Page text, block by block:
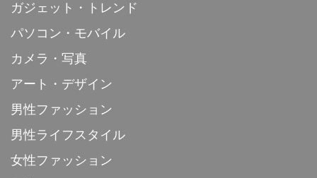
ガジェット・トレンド
パソコン・モバイル
カメラ・写真
アート・デザイン
男性ファッション
男性ライフスタイル
女性ファッション